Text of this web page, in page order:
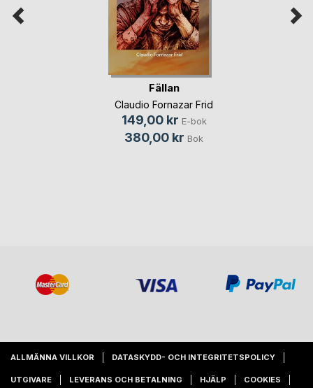
Fällan
Claudio Fornazar Frid
149,00 kr E-bok
380,00 kr Bok
ALLMÄNNA VILLKOR DATASKYDD- OCH INTEGRITETSPOLICY
UTGIVARE LEVERANS OCH BETALNING HJÄLP COOKIES